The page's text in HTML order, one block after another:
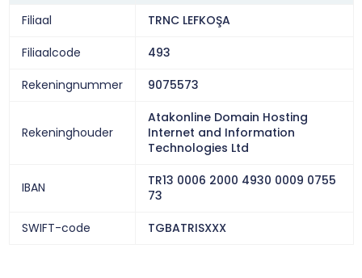
Filiaal
TRNC LEFKOŞA
Filiaalcode
493
Rekeningnummer
9075573
Rekeninghouder
Atakonline Domain Hosting
Internet and Information
Technologies Ltd
IBAN
TR13 0006 2000 4930 0009 0755
73
SWIFT-code
TGBATRISXXX